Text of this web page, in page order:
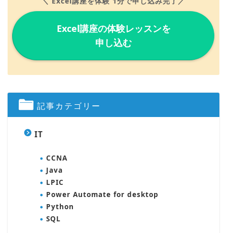
Excel講座の体験レッスンを
申し込む
記事カテゴリー
IT
CCNA
Java
LPIC
Power Automate for desktop
Python
SQL